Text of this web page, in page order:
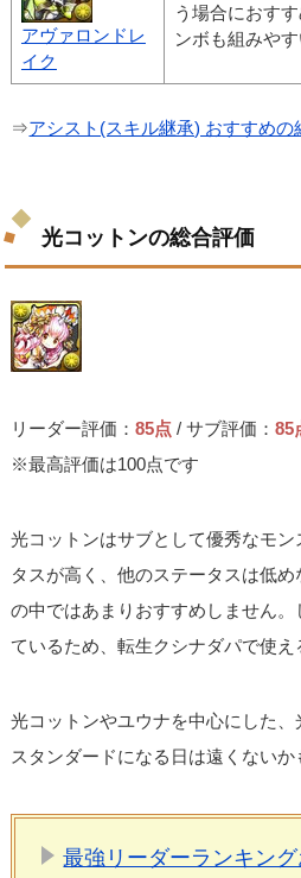
アヴァロンドレ
イク
う場合におす
ンボも組みや
⇒アシスト(スキル継承) おすすめの
光コットンの総合評価
リーダー評価：85点 / サブ評価：85
※最高評価は100点です
光コットンはサブとして優秀なモ
タスが高く、他のステータスは低
の中ではあまりおすすめしません
ているため、転生クシナダパで使え
光コットンやユウナを中心にした
スタンダードになる日は遠くないか
最強リーダーランキン